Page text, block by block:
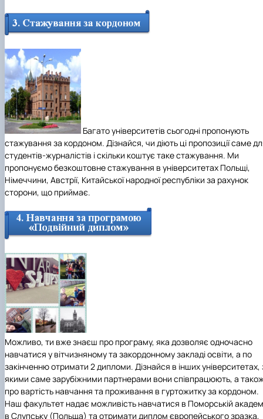
Багато університетів сьогодні пропонують
стажування за кордоном. Дізнайся, чи діють ці пропозиції саме
студентів-журналістів і скільки коштує таке стажування. Ми
пропонуємобезкоштовне стажування в університетах Польщі,
Німеччини, Австрії, Китайської народної республіки за рахунок
сторони, що приймає.
Можливо, ти вже знаєш про програму, яка дозволяє одночасно
навчатися у вітчизняному та закордонному закладі освіти, а по
закінченню отримати 2 дипломи. Дізнайся в інших університетах,
якими саме зарубіжними партнерами вони співпрацюють, а
про вартість навчання та проживання в гуртожитку за кордоном.
Наш факультет надає можливість навчатися в Поморській
в Слупську (Польща) та отримати диплом європейського зразка,